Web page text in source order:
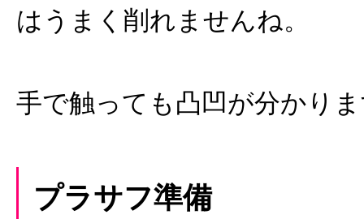
はうまく削れませんね。
手で触っても凸凹が分かり
プラサフ準備